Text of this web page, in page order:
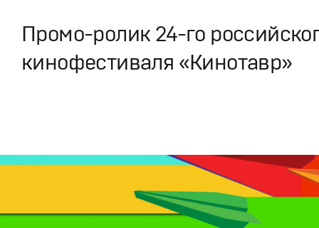
Промо-ролик 24-го
кинофестиваля «Кинотавр»